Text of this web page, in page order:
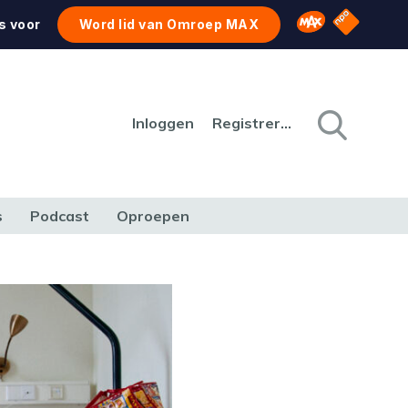
voor Word lid van Omroep MAX Omroep MAX
NPO
Inloggen Registreren
Podcast Oproepen